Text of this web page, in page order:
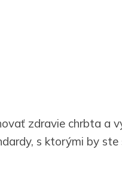
zdravie chrbta a
s ktorými by